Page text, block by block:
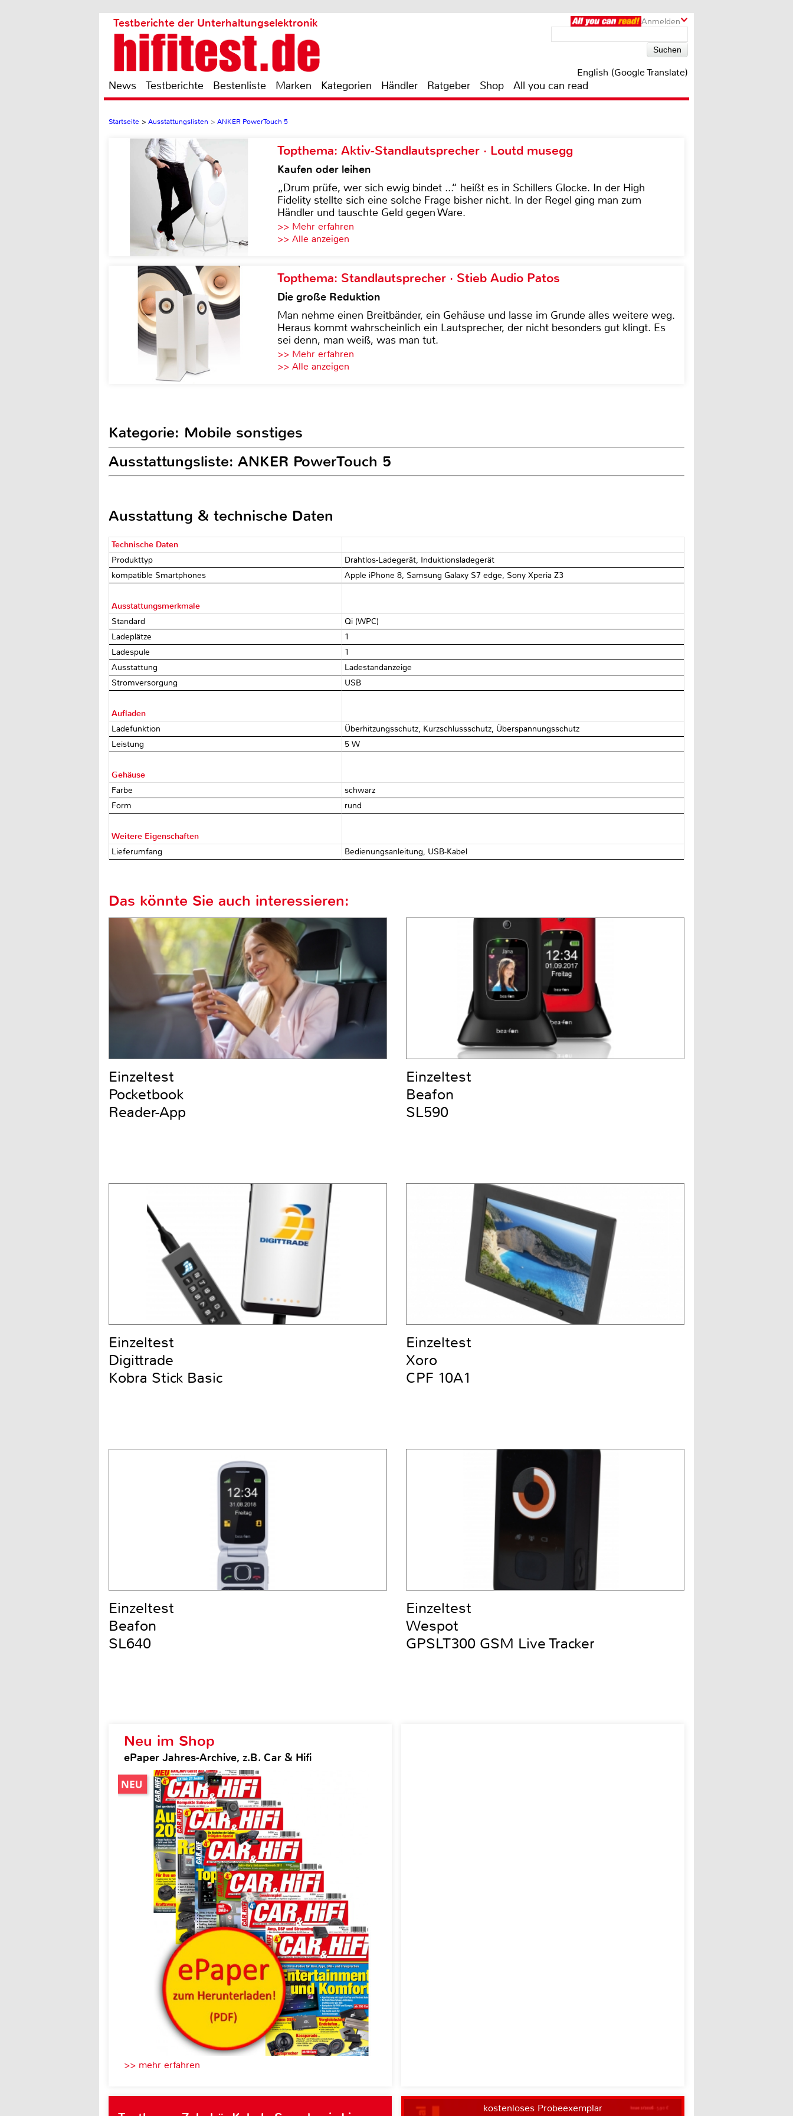
Anmelden
Testberichte der Unterhaltungselektronik
English (Google Translate)
News Testberichte Bestenliste Marken Kategorien Händler Ratgeber Shop All you can read
Startseite > Ausstattungslisten > ANKER PowerTouch 5
Topthema: Aktiv-Standlautsprecher · Loutd musegg
Kaufen oder leihen
„Drum prüfe, wer sich ewig bindet ...“ heißt es in Schillers Glocke. In der High
Fidelity stellte sich eine solche Frage bisher nicht. In der Regel ging man zum
Händler und tauschte Geld gegen Ware.
>> Mehr erfahren
>> Alle anzeigen
Topthema: Standlautsprecher · Stieb Audio Patos
Die große Reduktion
Man nehme einen Breitbänder, ein Gehäuse und lasse im Grunde alles weitere weg.
Heraus kommt wahrscheinlich ein Lautsprecher, der nicht besonders gut klingt. Es
sei denn, man weiß, was man tut.
>> Mehr erfahren
>> Alle anzeigen
Kategorie: Mobile sonstiges
Ausstattungsliste: ANKER PowerTouch 5
Ausstattung & technische Daten
Technische Daten
Produkttyp
Drahtlos-Ladegerät, Induktionsladegerät
kompatible Smartphones
Apple iPhone 8, Samsung Galaxy S7 edge, Sony Xperia Z3
Ausstattungsmerkmale
Standard
Qi (WPC)
Ladeplätze
1
Ladespule
1
Ausstattung
Ladestandanzeige
Stromversorgung
USB
Aufladen
Ladefunktion
Überhitzungsschutz, Kurzschlussschutz, Überspannungsschutz
Leistung
5 W
Gehäuse
Farbe
schwarz
Form
rund
Weitere Eigenschaften
Lieferumfang
Bedienungsanleitung, USB-Kabel
Neu im Shop
ePaper Jahres-Archive, z.B. Car & Hifi
>> mehr erfahren
kostenloses Probeexemplar
Das könnte Sie auch interessieren:
Einzeltest
Pocketbook
Reader-App
Einzeltest
Beafon
SL590
Einzeltest
Digittrade
Kobra Stick Basic
Einzeltest
Xoro
CPF 10A1
Einzeltest
Beafon
SL640
Einzeltest
Wespot
GPSLT300 GSM Live Tracker